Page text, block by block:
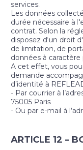
services.
Les données
durée nécessaire à
contrat. Selon la
disposez d'un droit
de limitation, de
données à caractère
A cet effet, vous
demande
d’identité à
- Par courrier à
75005 Paris
- Ou par e-mail à
ARTICLE 12 –